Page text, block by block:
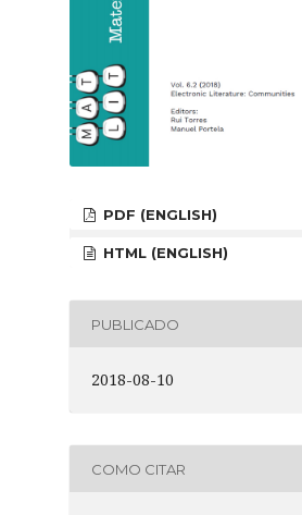
PDF (ENGLISH)
HTML (ENGLISH)
PUBLICADO
2018-08-10
COMO CITAR